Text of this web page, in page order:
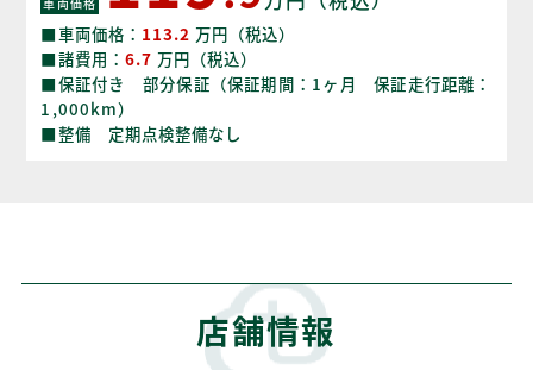
■車両価格： 113.2 万円（税込）
■諸費用： 6.7 万円（税込）
■保証付き 部分保証（保証期間：1ヶ月 保証走行距離：
1,000km）
■整備 定期点検整備なし
店舗情報